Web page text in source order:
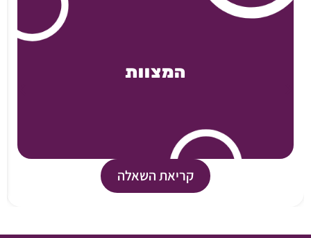
המצוות
קריאת השאלה